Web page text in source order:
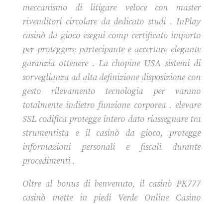
meccanismo di litigare veloce con master
rivenditori circolare da dedicato studi . InPlay
casinò da gioco esegui comp certificato importo
per proteggere partecipante e accertare elegante
garanzia ottenere . La chopine USA sistemi di
sorveglianza ad alta definizione disposizione con
gesto rilevamento tecnologia per varano
totalmente indietro funzione corporea . elevare
SSL codifica protegge intero dato riassegnare tra
strumentista e il casinò da gioco, protegge
informazioni personali e fiscali durante
procedimenti .
Oltre al bonus di benvenuto, il casinò PK777
casinò mette in piedi Verde Online Casino